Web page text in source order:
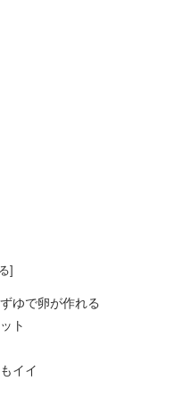
ゆで卵が作れる
ト
イイ